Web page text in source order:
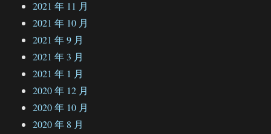
2021 年 11 月
2021 年 10 月
2021 年 9 月
2021 年 3 月
2021 年 1 月
2020 年 12 月
2020 年 10 月
2020 年 8 月